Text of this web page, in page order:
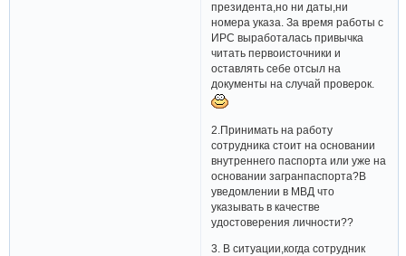
президента,но ни даты,ни
номера указа. За время работы с
ИРС выработалась привычка
читать первоисточники и
оставлять себе отсыл на
документы на случай проверок.
2.Принимать на работу
сотрудника стоит на основании
внутреннего паспорта или уже на
основании загранпаспорта?В
уведомлении в МВД что
указывать в качестве
удостоверения личности??
3. В ситуации,когда сотрудник